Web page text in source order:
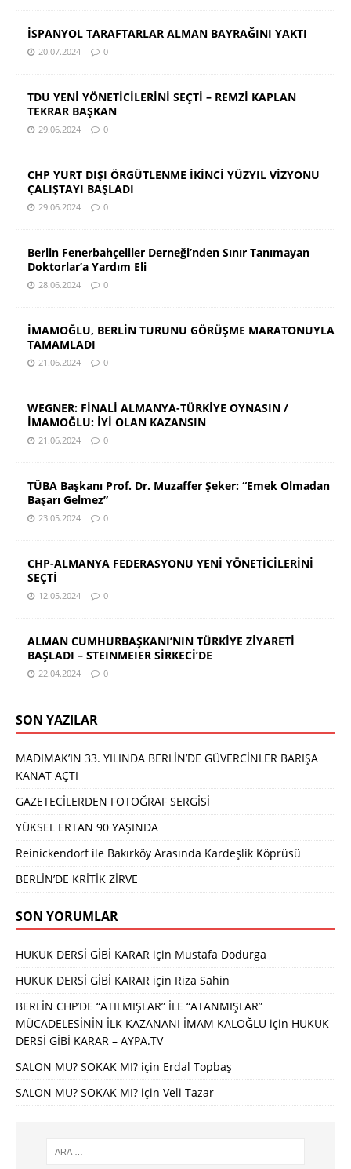
İSPANYOL TARAFTARLAR ALMAN BAYRAĞINI YAKTI
20.07.2024 0
TDU YENİ YÖNETİCİLERİNİ SEÇTİ – REMZİ KAPLAN
TEKRAR BAŞKAN
29.06.2024 0
CHP YURT DIŞI ÖRGÜTLENME İKİNCİ YÜZYIL VİZYONU
ÇALIŞTAYI BAŞLADI
29.06.2024 0
Berlin Fenerbahçeliler Derneği’nden Sınır Tanımayan
Doktorlar’a Yardım Eli
28.06.2024 0
İMAMOĞLU, BERLİN TURUNU GÖRÜŞME MARATONUYLA
TAMAMLADI
21.06.2024 0
WEGNER: FİNALİ ALMANYA-TÜRKİYE OYNASIN /
İMAMOĞLU: İYİ OLAN KAZANSIN
21.06.2024 0
TÜBA Başkanı Prof. Dr. Muzaffer Şeker: “Emek Olmadan
Başarı Gelmez”
23.05.2024 0
CHP-ALMANYA FEDERASYONU YENİ YÖNETİCİLERİNİ
SEÇTİ
12.05.2024 0
ALMAN CUMHURBAŞKANI’NIN TÜRKİYE ZİYARETİ
BAŞLADI – STEINMEIER SİRKECİ’DE
22.04.2024 0
SON YAZILAR
MADIMAK’IN 33. YILINDA BERLİN’DE GÜVERCİNLER BARIŞA
KANAT AÇTI
GAZETECİLERDEN FOTOĞRAF SERGİSİ
YÜKSEL ERTAN 90 YAŞINDA
Reinickendorf ile Bakırköy Arasında Kardeşlik Köprüsü
BERLİN’DE KRİTİK ZİRVE
SON YORUMLAR
HUKUK DERSİ GİBİ KARAR için Mustafa Dodurga
HUKUK DERSİ GİBİ KARAR için Riza Sahin
BERLİN CHP’DE “ATILMIŞLAR” İLE “ATANMIŞLAR”
MÜCADELESİNİN İLK KAZANANI İMAM KALOĞLU için HUKUK
DERSİ GİBİ KARAR – AYPA.TV
SALON MU? SOKAK MI? için Erdal Topbaş
SALON MU? SOKAK MI? için Veli Tazar